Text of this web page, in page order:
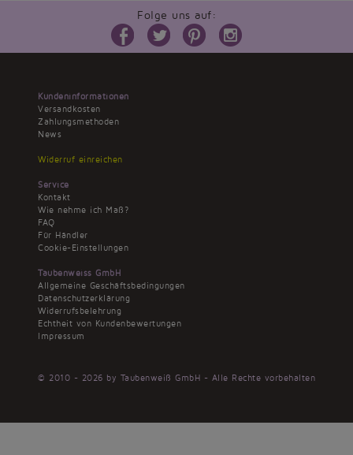
Folge uns auf:
Kundeninformationen
Versandkosten
Zahlungsmethoden
News
Widerruf einreichen
Service
Kontakt
Wie nehme ich Maß?
FAQ
Für Händler
Cookie-Einstellungen
Taubenweiss GmbH
Allgemeine Geschäftsbedingungen
Datenschutzerklärung
Widerrufsbelehrung
Echtheit von Kundenbewertungen
Impressum
© 2010 - 2026 by Taubenweiß GmbH - Alle Rechte vorbehalten